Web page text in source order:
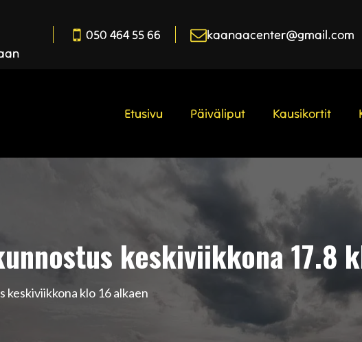
050 464 55 66 kaanaacenter@gmail.com
Etusivu Päiväliput Kausikortit
keskiviikkona 17.8
klo 16 alkaen